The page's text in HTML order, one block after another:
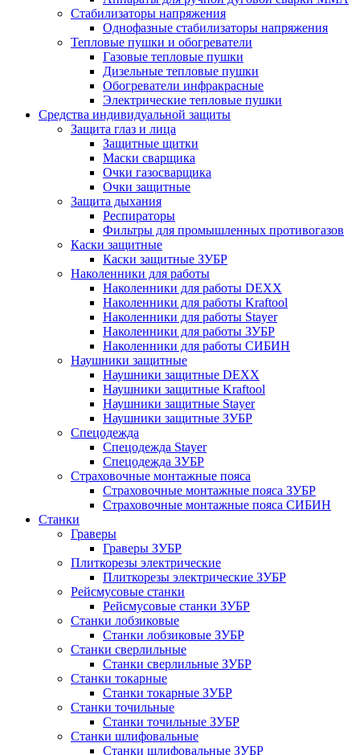
Стабилизаторы напряжения
Однофазные стабилизаторы напряжения
Тепловые пушки и обогреватели
Газовые тепловые пушки
Дизельные тепловые пушки
Обогреватели инфракрасные
Электрические тепловые пушки
Средства индивидуальной защиты
Защита глаз и лица
Защитные щитки
Маски сварщика
Очки газосварщика
Очки защитные
Защита дыхания
Респираторы
Фильтры для промышленных противогазов
Каски защитные
Каски защитные ЗУБР
Наколенники для работы
Наколенники для работы DEXX
Наколенники для работы Kraftool
Наколенники для работы Stayer
Наколенники для работы ЗУБР
Наколенники для работы СИБИН
Наушники защитные
Наушники защитные DEXX
Наушники защитные Kraftool
Наушники защитные Stayer
Наушники защитные ЗУБР
Спецодежда
Спецодежда Stayer
Спецодежда ЗУБР
Страховочные монтажные пояса
Страховочные монтажные пояса ЗУБР
Страховочные монтажные пояса СИБИН
Станки
Граверы
Граверы ЗУБР
Плиткорезы электрические
Плиткорезы электрические ЗУБР
Рейсмусовые станки
Рейсмусовые станки ЗУБР
Станки лобзиковые
Станки лобзиковые ЗУБР
Станки сверлильные
Станки сверлильные ЗУБР
Станки токарные
Станки токарные ЗУБР
Станки точильные
Станки точильные ЗУБР
Станки шлифовальные
Станки шлифовальные ЗУБР